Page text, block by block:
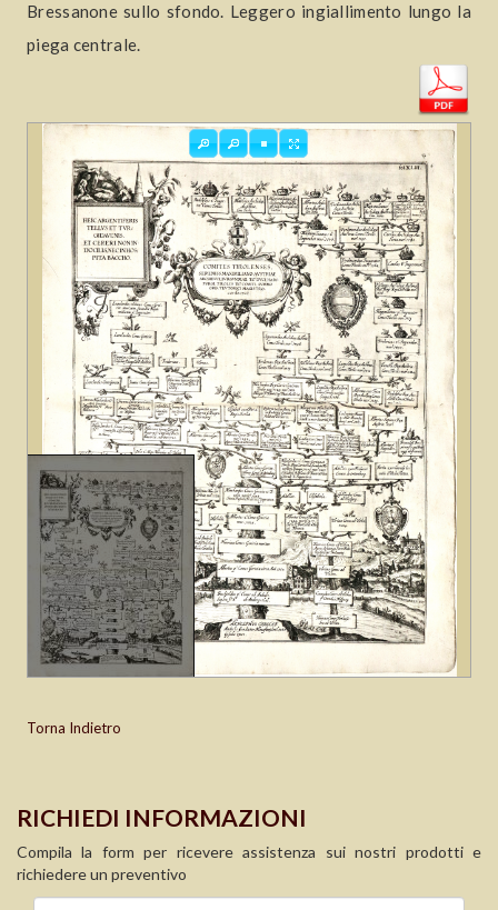
Bressanone sullo sfondo. Leggero ingiallimento lungo la
piega centrale.
Torna Indietro
RICHIEDI INFORMAZIONI
Compila la form per ricevere assistenza sui nostri prodotti e
richiedere un preventivo